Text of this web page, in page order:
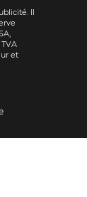
Il
et